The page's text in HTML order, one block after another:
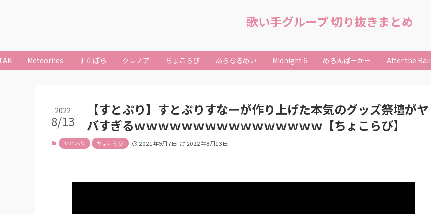
歌い手グループ 切り抜きまとめ
Meteorites すたぽら クレノア ちょこらび あらなるめい Midnight 6 めろんぱーかー After the
【すとぷり】すとぷりすなーが作り上げた本気のグッズ祭壇がヤ
バすぎるｗｗｗｗｗｗｗｗｗｗｗｗｗｗｗｗ【ちょこらび】
2022
8/13
すとぷり ちょこらび 2021年9月7日 2022年8月13日